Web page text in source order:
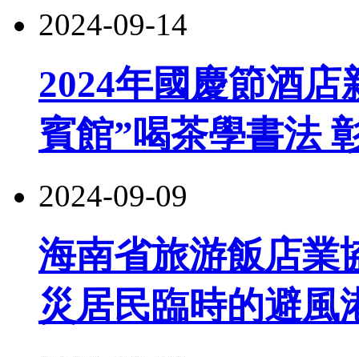
2024-09-14
2024年國慶節酒
賓館”喝茶學書法
2024-09-09
海南省旅游飯店業
災居民臨時的避風